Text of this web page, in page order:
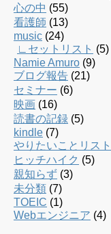
心の中 (55)
看護師 (13)
music (24)
∟セットリスト (5)
Namie Amuro (9)
ブログ報告 (21)
セミナー (6)
映画 (16)
読書の記録 (5)
kindle (7)
やりたいことリス
ヒッチハイク (5)
親知らず (3)
未分類 (7)
TOEIC (1)
Webエンジニア (4)